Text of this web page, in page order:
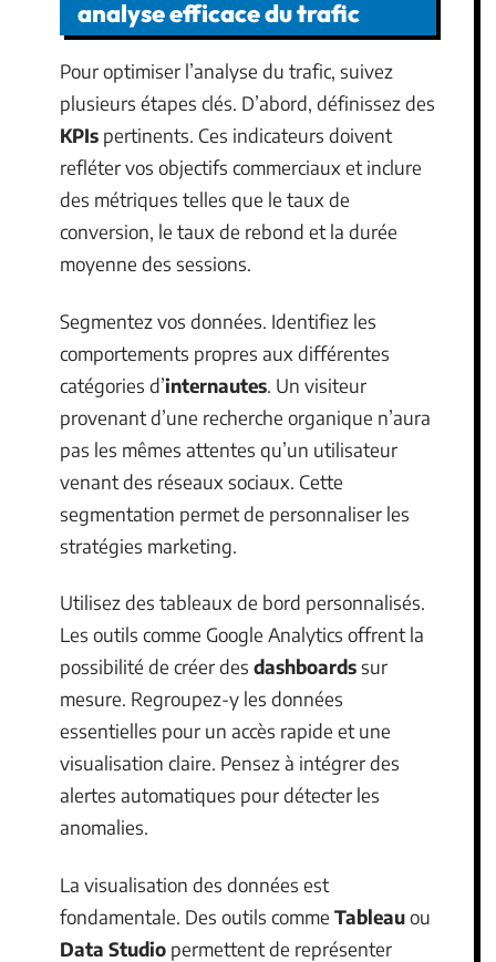
analyse efficace du trafic
Pour optimiser l’analyse du trafic, suivez
plusieurs étapes clés. D’abord, définissez des
KPIs pertinents. Ces indicateurs doivent
refléter vos objectifs commerciaux et inclure
des métriques telles que le taux de
conversion, le taux de rebond et la durée
moyenne des sessions.
Segmentez vos données. Identifiez les
comportements propres aux différentes
catégories d’internautes. Un visiteur
provenant d’une recherche organique n’aura
pas les mêmes attentes qu’un utilisateur
venant des réseaux sociaux. Cette
segmentation permet de personnaliser les
stratégies marketing.
Utilisez des tableaux de bord personnalisés.
Les outils comme Google Analytics offrent la
possibilité de créer des dashboardssur
mesure. Regroupez-y les données
essentielles pour un accès rapide et une
visualisation claire. Pensez à intégrer des
alertes automatiques pour détecter les
anomalies.
La visualisation des données est
fondamentale. Des outils comme Tableauou
Data Studio permettent de représenter